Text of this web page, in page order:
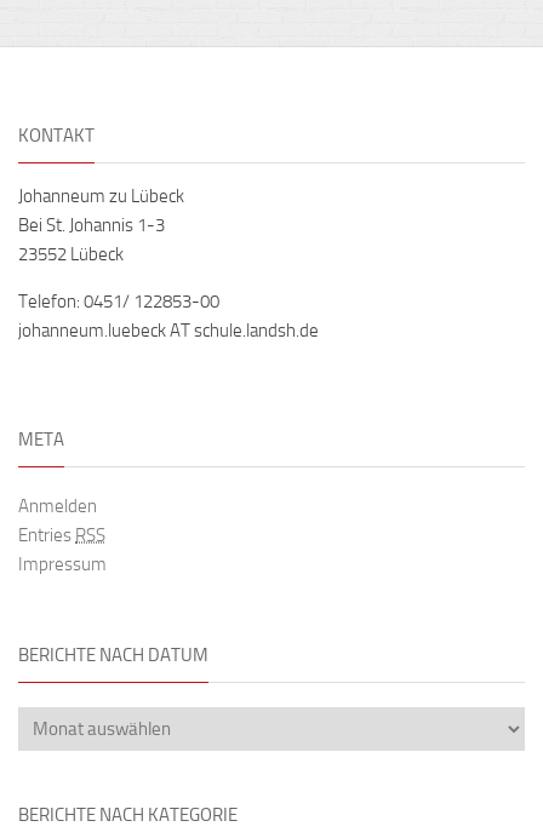
KONTAKT
Johanneum zu Lübeck
Bei St. Johannis 1-3
23552 Lübeck
Telefon: 0451/ 122853-00
johanneum.luebeck AT schule.landsh.de
META
Anmelden
Entries RSS
Impressum
BERICHTE NACH DATUM
BERICHTE NACH KATEGORIE